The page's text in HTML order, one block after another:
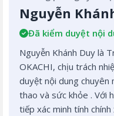
Nguyễn
Đã kiểm duyệt nội
Nguyễn Khánh Duy là
OKACHI, chịu trách
duyệt nội dung chuyên
thao và sức khỏe . Với
tiếp xác minh tính